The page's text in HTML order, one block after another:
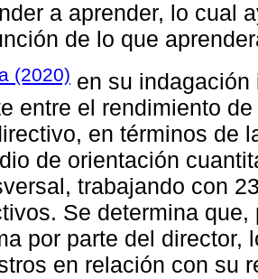
a aprender, lo cual
de lo que
(2020) en su
entre el rendimiento
en términos de
de orientación
trabajando con
Se determina
por parte del director,
en relación con su